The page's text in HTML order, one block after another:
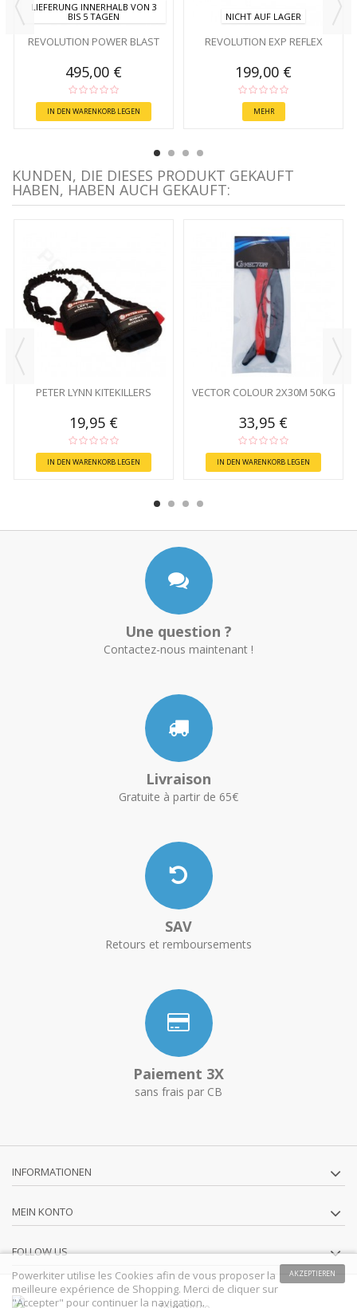
LIEFERUNG INNERHALB VON 3
BIS 5 TAGEN
REVOLUTION POWER BLAST
495,00 €
IN DEN WARENKORB LEGEN
NICHT AUF LAGER
REVOLUTION EXP REFLEX
199,00 €
MEHR
KUNDEN, DIE DIESES PRODUKT GEKAUFT
HABEN, HABEN AUCH GEKAUFT:
PETER LYNN KITEKILLERS
19,95 €
IN DEN WARENKORB LEGEN
VECTOR COLOUR 2X30M 50KG
33,95 €
IN DEN WARENKORB LEGEN
Une question ?
Contactez-nous maintenant !
Livraison
Gratuite à partir de 65€
SAV
Retours et remboursements
Paiement 3X
sans frais par CB
INFORMATIONEN
MEIN KONTO
FOLLOW US
AKZEPTIEREN
Powerkiter utilise les Cookies afin de vous proposer la
meilleure expérience de Shopping. Merci de cliquer sur
"Accepter" pour continuer la navigation.